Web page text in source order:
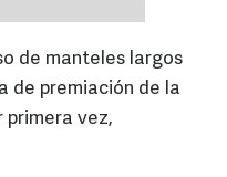
de manteles largos
de premiación de la
primera vez,